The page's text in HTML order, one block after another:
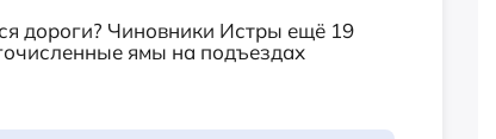
дороги? Чиновники Истры ещё 19
ямы на подъездах